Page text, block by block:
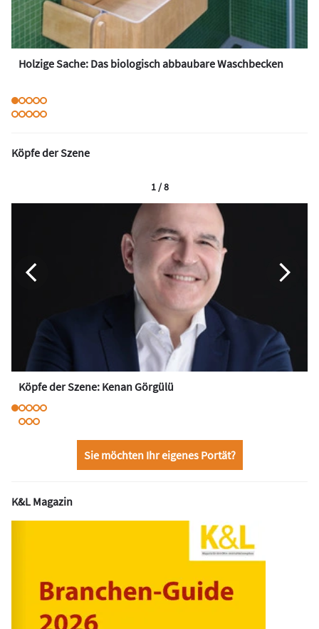
Holzige Sache: Das biologisch abbaubare Waschbecken
Köpfe der Szene
Köpfe der Szene: Kenan Görgülü
1 / 8
Sie möchten Ihr eigenes Portät?
K&L Magazin